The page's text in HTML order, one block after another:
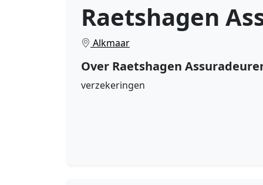
Raetshagen
Alkmaar
Over Raetshagen
verzekeringen